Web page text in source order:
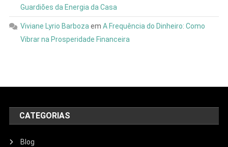
Guardiões da Energia da Casa
Viviane Lyrio Barbozaem A Frequência do Dinheiro: Como
Vibrar na Prosperidade Financeira
CATEGORIAS
Blog